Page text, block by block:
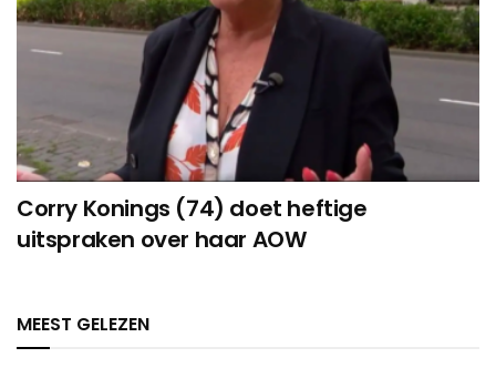
Corry Konings (74) doet heftige
uitspraken over haar AOW
MEEST GELEZEN